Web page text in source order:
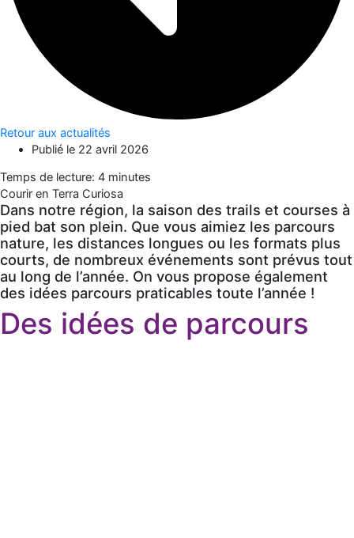
Retour aux actualités
Publié le 22 avril 2026
Temps de lecture: 4 minutes
Courir en Terra Curiosa
Dans notre région, la saison des trails et courses à
pied bat son plein. Que vous aimiez les parcours
nature, les distances longues ou les formats plus
courts, de nombreux événements sont prévus tout
au long de l’année. On vous propose également
des idées parcours praticables toute l’année !
Des idées de parcours